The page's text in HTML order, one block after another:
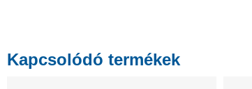
Kapcsolódó termékek